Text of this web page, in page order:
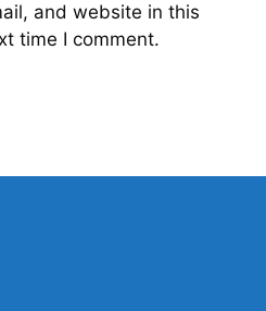
and website in this
time I comment.